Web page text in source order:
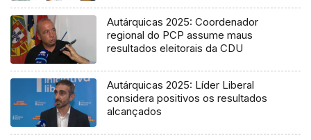
Autárquicas 2025: Coordenador
regional do PCP assume maus
resultados eleitorais da CDU
Autárquicas 2025: Líder Liberal
considera positivos os resultados
alcançados